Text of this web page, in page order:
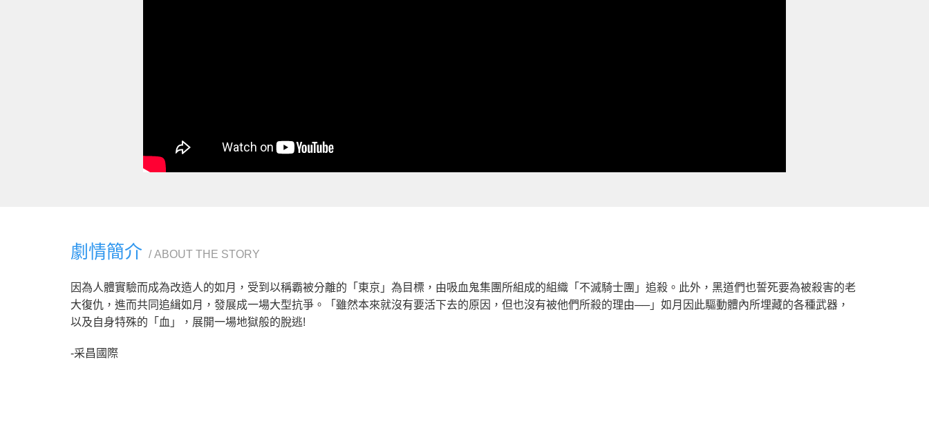
劇情簡介 ABOUT THE STORY
因為人體實驗而成為改造人的如月，受到以稱霸被分離的「東京」為目標，由吸血鬼集團所組成的組織「不滅騎士團」追殺。此外，黑道們也誓死要為被殺害的老
大復仇，進而共同追緝如月，發展成一場大型抗爭。「雖然本來就沒有要活下去的原因，但也沒有被他們所殺的理由──」如月因此驅動體內所埋藏的各種武器，
以及自身特殊的「血」，展開一場地獄般的脫逃!
-采昌國際